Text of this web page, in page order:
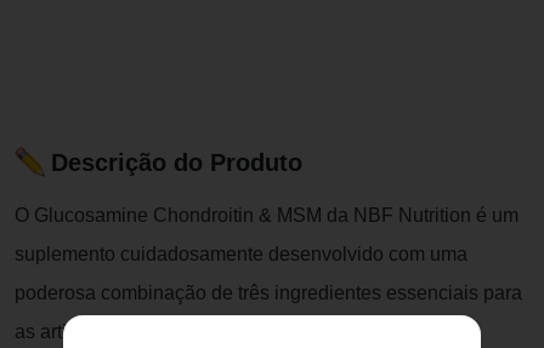
Descrição do Produto
O Glucosamine Chondroitin & MSM da NBF Nutrition é um
suplemento cuidadosamente desenvolvido com uma
poderosa combinação de três ingredientes essenciais para
as articulações: Glucosamina, Condroitina e MSM